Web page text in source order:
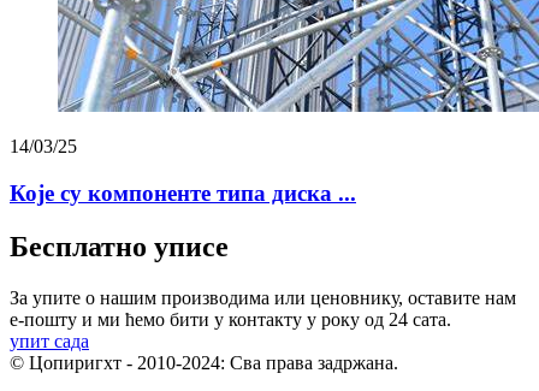
14/03/25
Које су компоненте типа диска ...
Бесплатно уписе
За упите о нашим производима или ценовнику, оставите нам
е-пошту и ми ћемо бити у контакту у року од 24 сата.
упит сада
© Цопиригхт - 2010-2024: Сва права задржана.